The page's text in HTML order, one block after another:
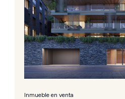
Inmueble en venta